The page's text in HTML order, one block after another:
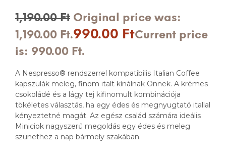
1,190.00Ft Original price was:
1,190.00 Ft.990.00 FtCurrent price
is: 990.00 Ft.
A Nespresso® rendszerrel kompatibilis Italian Coffee
kapszulák meleg, finom italt kínálnak Önnek. A krémes
csokoládé és a lágy tej kifinomult kombinációja
tökéletes választás, ha egy édes és megnyugtató itallal
kényeztetné magát. Az egész család számára ideális
Miniciok nagyszerű megoldás egy édes és meleg
szünethez a nap bármely szakában.